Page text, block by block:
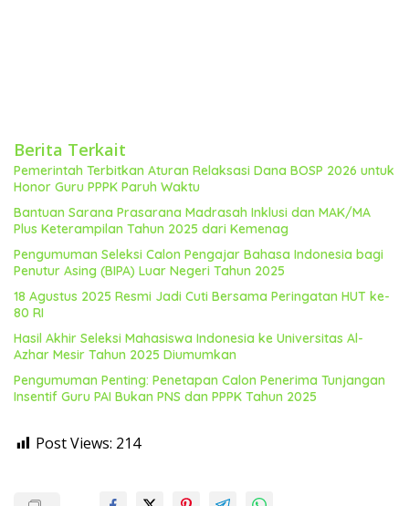
Berita Terkait
Pemerintah Terbitkan Aturan Relaksasi Dana BOSP 2026 untuk
Honor Guru PPPK Paruh Waktu
Bantuan Sarana Prasarana Madrasah Inklusi dan MAK/MA
Plus Keterampilan Tahun 2025 dari Kemenag
Pengumuman Seleksi Calon Pengajar Bahasa Indonesia bagi
Penutur Asing (BIPA) Luar Negeri Tahun 2025
18 Agustus 2025 Resmi Jadi Cuti Bersama Peringatan HUT ke-
80 RI
Hasil Akhir Seleksi Mahasiswa Indonesia ke Universitas Al-
Azhar Mesir Tahun 2025 Diumumkan
Pengumuman Penting: Penetapan Calon Penerima Tunjangan
Insentif Guru PAI Bukan PNS dan PPPK Tahun 2025
Post Views: 214